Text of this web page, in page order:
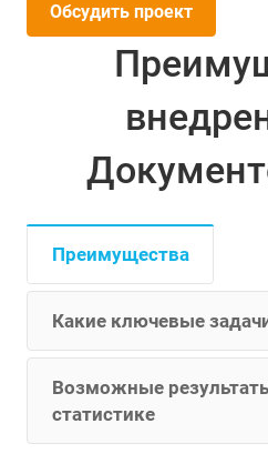
Обсудить проект
Преимущества
Какие ключевые
Возможные
статистике